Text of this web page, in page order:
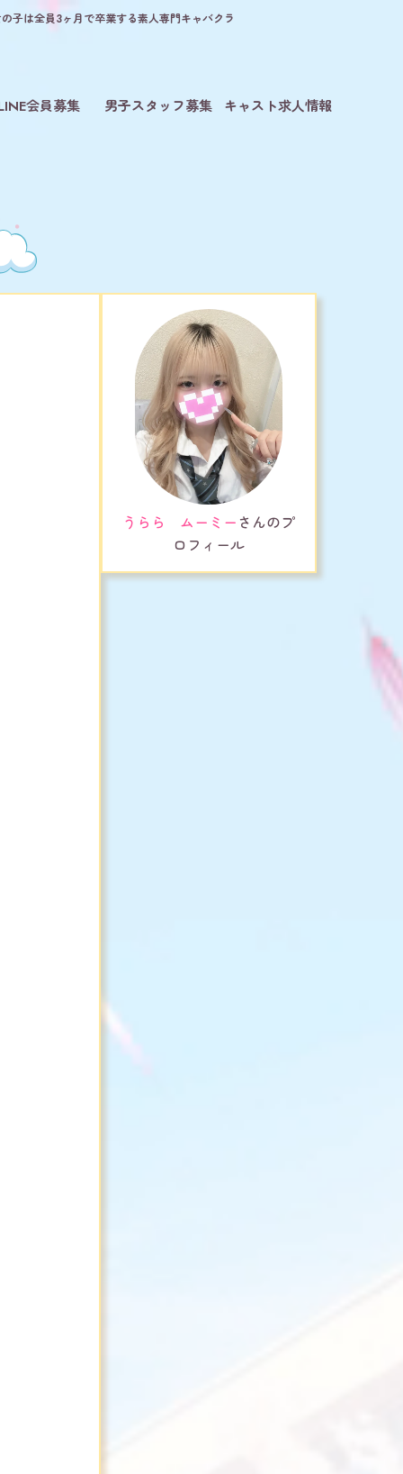
子は全員3ヶ月で卒業する素人専門キャバクラ
会員募集 男子スタッフ募集 キャスト求人情報
うらら ムーミー さんのプ
ロフィール